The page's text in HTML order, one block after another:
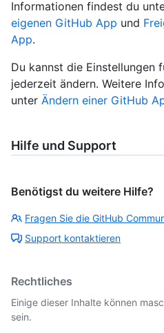
Informationen findest du
eigenen GitHub App und
App.
Du kannst die Einstellungen
jederzeit ändern. Weitere
unter Ändern einer GitHub
Hilfe und Support
Benötigst du weitere Hilfe?
Fragen Sie die GitHub
Support kontaktieren
Rechtliches
Einige dieser Inhalte können
sein.